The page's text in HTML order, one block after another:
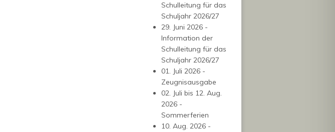
Schulleitung für das
Schuljahr 2026/27
29. Juni 2026 -
Information der
Schulleitung für das
Schuljahr 2026/27
01. Juli 2026 -
Zeugnisausgabe
02. Juli bis 12. Aug.
2026 -
Sommerferien
10. Aug. 2026 -